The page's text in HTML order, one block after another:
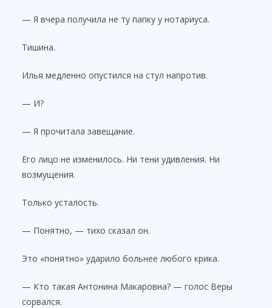
— Я вчера получила не ту папку у нотариуса.
Тишина.
Илья медленно опустился на стул напротив.
— И?
— Я прочитала завещание.
Его лицо не изменилось. Ни тени удивления. Ни
возмущения.
Только усталость.
— Понятно, — тихо сказал он.
Это «понятно» ударило больнее любого крика.
— Кто такая Антонина Макаровна? — голос Веры
сорвался.